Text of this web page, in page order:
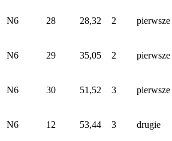
N6 28 28,32 2 pierwsze
N6 29 35,05 2 pierwsze
N6 30 51,52 3 pierwsze
N6 12 53,44 3 drugie